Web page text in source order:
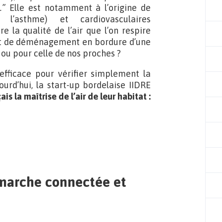
Elle est notamment à l’origine de
et cardiovasculaires
la qualité de l’air que l’on respire
déménagement en bordure d’une
pour celle de nos proches ?
pour vérifier simplement la
la start-up bordelaise IIDRE
la maîtrise de l’air de leur habitat :
connectée et